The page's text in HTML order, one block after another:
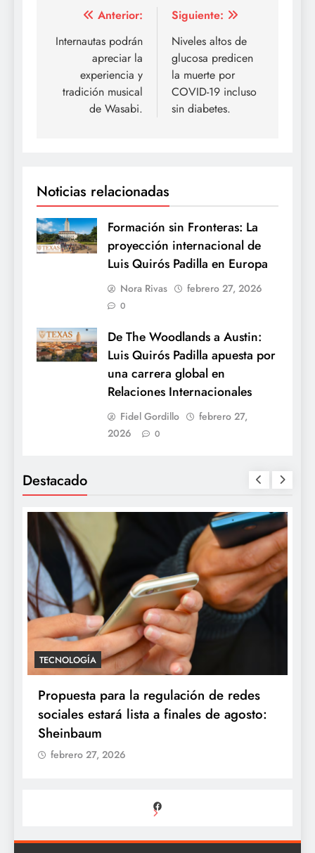
Navegación
de
entradas
Anterior:
Internautas podrán
apreciar la
experiencia y
tradición musical
de Wasabi.
Siguiente:
Niveles altos de
glucosa predicen
la muerte por
COVID-19 incluso
sin diabetes.
Noticias relacionadas
Formación sin Fronteras: La
proyección internacional de
Luis Quirós Padilla en Europa
Nora Rivas febrero 27, 2026
0
De The Woodlands a Austin:
Luis Quirós Padilla apuesta por
una carrera global en
Relaciones Internacionales
Fidel Gordillo
febrero 27,
2026
0
Destacado
TECNOLOGÍA
Propuesta para la regulación de redes
sociales estará lista a finales de agosto:
Sheinbaum
febrero 27, 2026